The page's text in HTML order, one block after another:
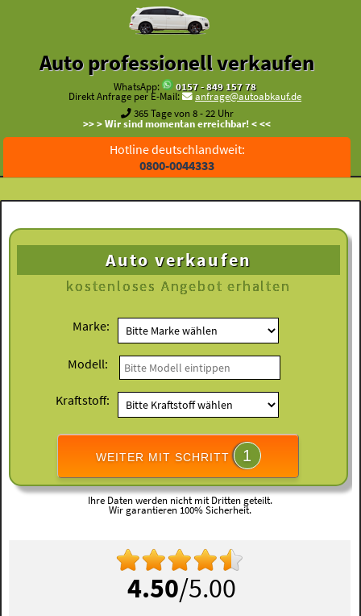
Auto professionell verkaufen
WhatsApp:
0157 - 849 157 78
Direkt Anfrage per E-Mail:
anfrage@autoabkauf.de
365 Tage von 8 - 22 Uhr
>> > Wir sind momentan erreichbar! < <<
Hotline deutschlandweit:
0800-0044333
Auto verkaufen
kostenloses Angebot erhalten
Marke:
Modell:
Kraftstoff:
WEITER MIT SCHRITT 1
Ihre Daten werden nicht mit Dritten geteilt.
Wir garantieren 100% Sicherheit.
4.50/5.00